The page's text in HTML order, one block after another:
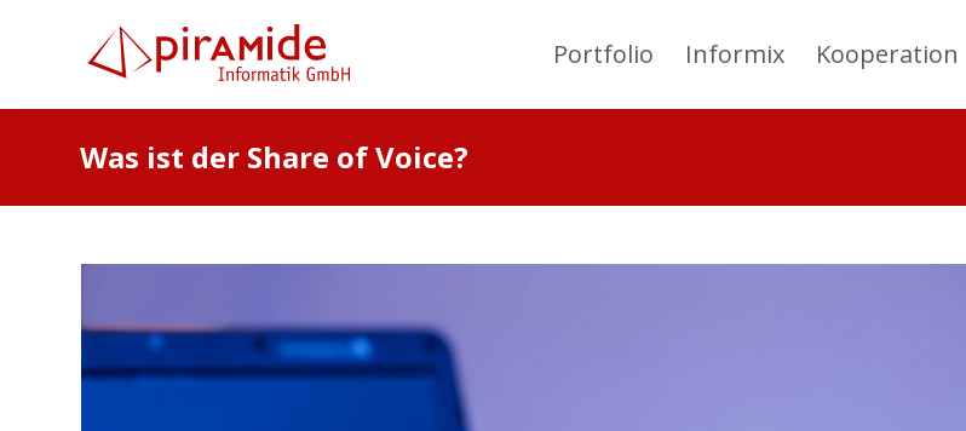
Portfolio Informix Kooperation
Was ist der Share of Voice?